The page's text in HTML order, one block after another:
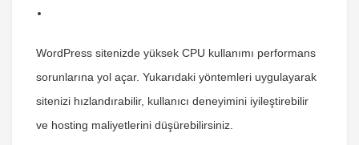
WordPress sitenizde yüksek CPU kullanımı performans
sorunlarına yol açar. Yukarıdaki yöntemleri uygulayarak
sitenizi hızlandırabilir, kullanıcı deneyimini iyileştirebilir
ve hosting maliyetlerini düşürebilirsiniz.